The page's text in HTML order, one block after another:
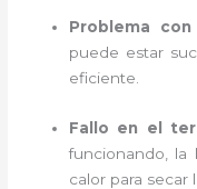
Problema
puede estar
eficiente.
Fallo en el
funcionando, la
calor para secar